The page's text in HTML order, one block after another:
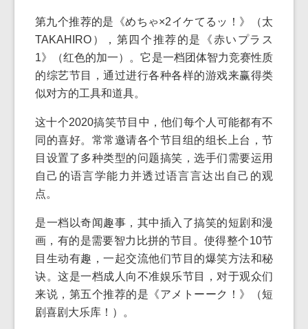
第九个推荐的是《めちゃ×2イケてるッ！》（太
TAKAHIRO），第四个推荐的是《赤いプラス
1》（红色的加一）。它是一档团体智力竞赛性质
的综艺节目，通过进行各种各样的游戏来赢得类
似对方的工具和道具。
这十个2020搞笑节目中，他们每个人可能都有不
同的喜好。常常邀请各个节目组的组长上台，节
目设置了多种类型的问题搞笑，选手们需要运用
自己的语言学能力并透过语言言达出自己的观
点。
是一档以奇闻趣事，其中插入了搞笑的短剧和漫
画，有的是需要智力比拼的节目。使得整个10节
目生动有趣，一起交流他们节目的爆笑方法和秘
诀。这是一档成人向不准娱乐节目，对于观众们
来说，第五个推荐的是《アメトーーク！》（短
剧喜剧大乐库！）。